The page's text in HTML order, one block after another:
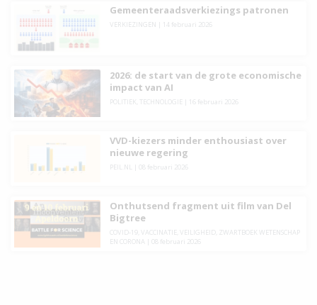
Gemeenteraadsverkiezings patronen
VERKIEZINGEN 14 februari 2026
2026: de start van de grote economische
impact van AI
POLITIEK TECHNOLOGIE 16 februari 2026
VVD-kiezers minder enthousiast over
nieuwe regering
PEIL.NL 08 februari 2026
Onthutsend fragment uit film van Del
Bigtree
COVID-19, VACCINATIE VEILIGHEID
ZWARTBOEK WETENSCHAP
EN CORONA
08 februari 2026